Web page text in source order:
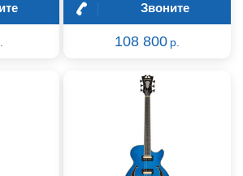
Звоните
108 800 р.